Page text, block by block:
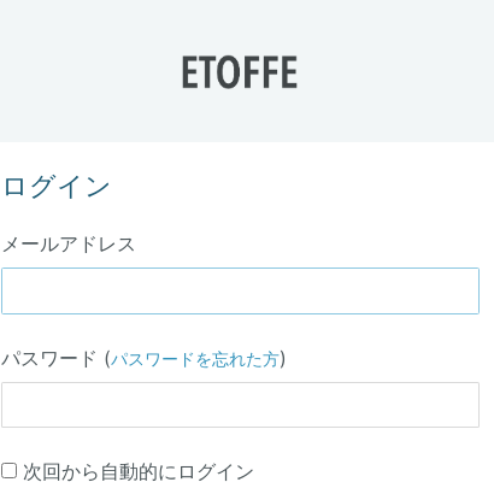
ログイン
メールアドレス
パスワード (パスワードを忘れた方)
次回から自動的にログイン